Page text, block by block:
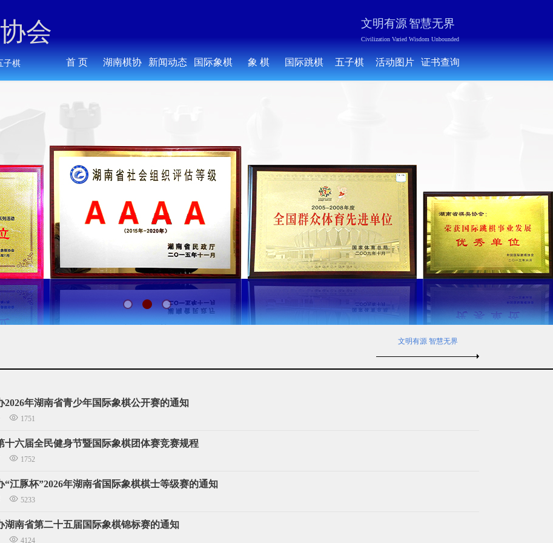
文明有源 智慧无界
2026年湖南省青少年国际象棋公开赛的通知
1751
十六届全民健身节暨国际象棋团体赛竞赛规程
1752
“江豚杯”2026年湖南省国际象棋棋士等级赛的通知
5233
湖南省第二十五届国际象棋锦标赛的通知
4124
首 页 湖南棋协 新闻动态 国际象棋 象 棋 国际跳棋 五子棋 活动图片 证书查询
子棋
会 文明有源 智慧无界
Civilization Varied Wisdom Unbounded